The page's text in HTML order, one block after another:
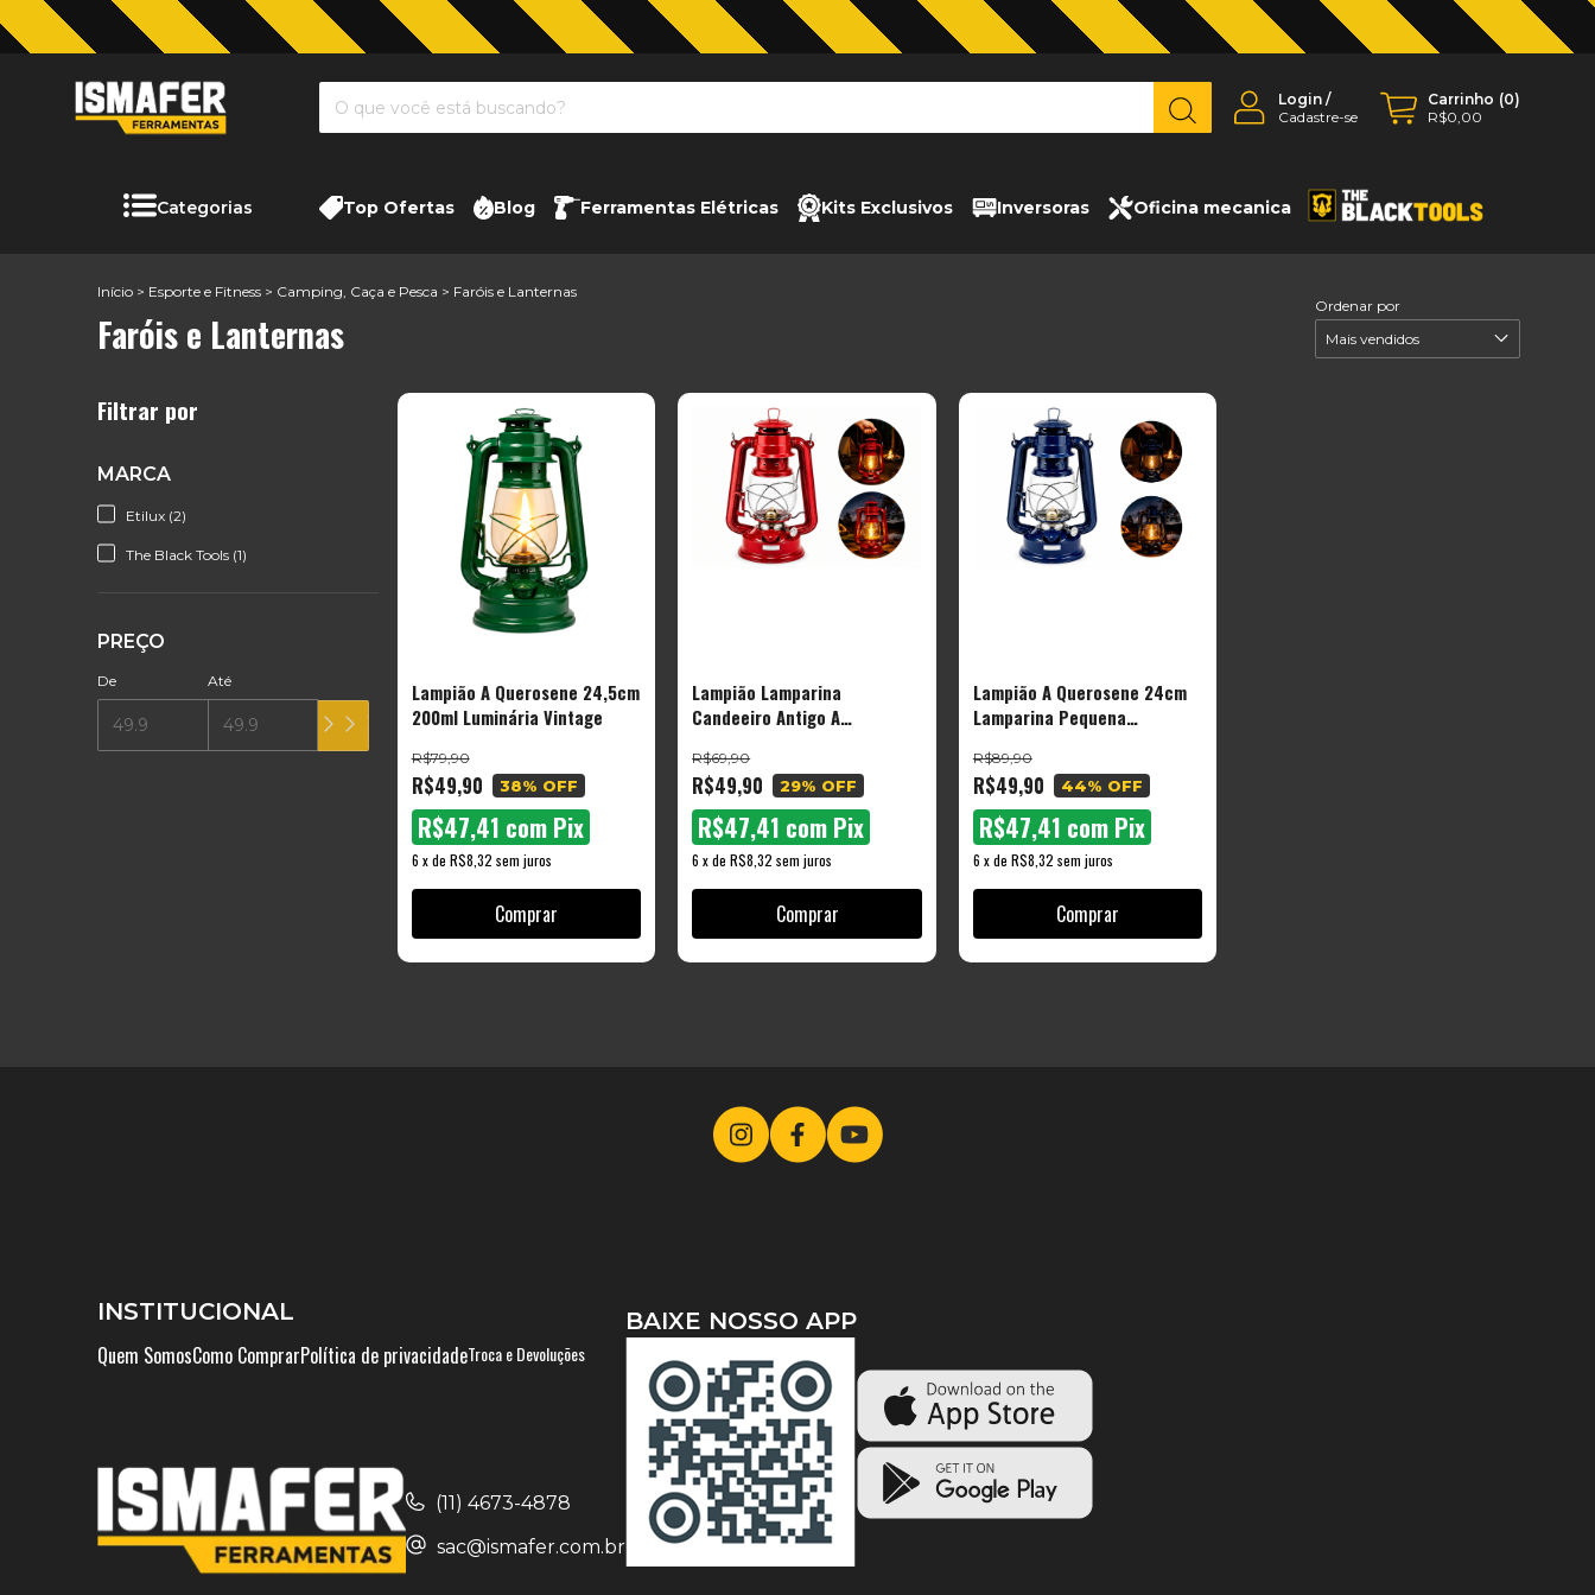
Jardinagem com The Black Tools
Login/
Cadastre-se
Carrinho (0)
R$0,00
Categorias Top Ofertas Blog Ferramentas Elétricas Kits Exclusivos Inversoras Oficina mecanica
Início > Esporte e Fitness > Camping, Caça e Pesca > Faróis e Lanternas
Faróis e Lanternas
Ordenar por
Filtrar por
MARCA
Etilux (2)
The Black Tools (1)
PREÇO
De Até
Lampião A Querosene 24,5cm
200ml Luminária Vintage
R$49,90
R$79,90
38% OFF
6 xde R$8,32 sem juros
R$47,41 com Pix
Lampião Lamparina
Candeeiro Antigo A
R$49,90
R$69,90
29% OFF
6 xdeR$8,32 sem juros
R$47,41 com Pix
Lampião A Querosene 24cm
Lamparina Pequena
R$49,90
R$89,90
44% OFF
6 xde R$8,32 sem juros
R$47,41 com Pix
INSTITUCIONAL
Quem SomosComo ComprarPolítica de privacidadeTroca e Devoluções
(11) 4673-4878
sac@ismafer.com.br
BAIXE NOSSO APP